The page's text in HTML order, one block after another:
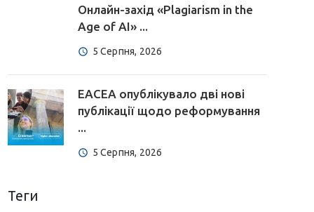
Онлайн-захід «Plagiarism in the
Age of AI» ...
5 Серпня, 2026
EACEA опублікувало дві нові
публікації щодо реформування
...
5 Серпня, 2026
Теги